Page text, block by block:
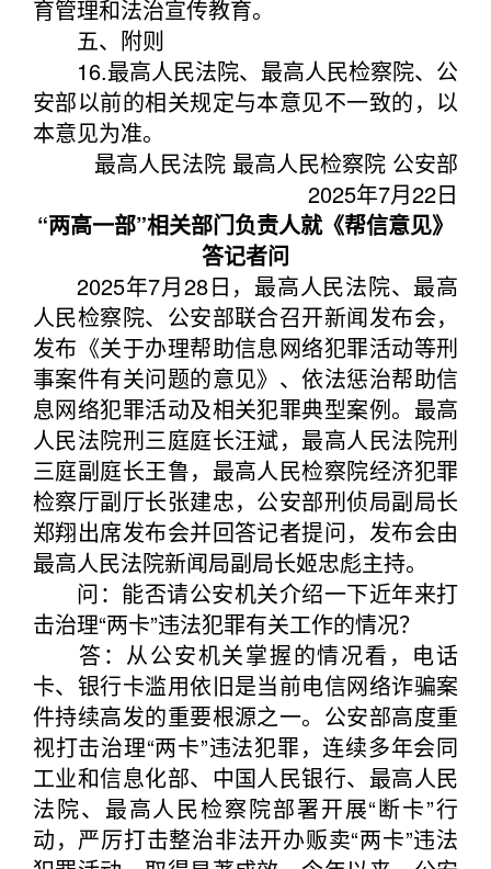
育管理和法治宣传教育。
五、附则
16.最高人民法院、最高人民检察院、公
安部以前的相关规定与本意见不一致的，以
本意见为准。
最高人民法院 最高人民检察院 公安部
2025年7月22日
“两高一部”相关部门负责人就《帮信意见》
答记者问
2025年7月28日，最高人民法院、最高
人民检察院、公安部联合召开新闻发布会，
发布《关于办理帮助信息网络犯罪活动等刑
事案件有关问题的意见》、依法惩治帮助信
息网络犯罪活动及相关犯罪典型案例。最高
人民法院刑三庭庭长汪斌，最高人民法院刑
三庭副庭长王鲁，最高人民检察院经济犯罪
检察厅副厅长张建忠，公安部刑侦局副局长
郑翔出席发布会并回答记者提问，发布会由
最高人民法院新闻局副局长姬忠彪主持。
问：能否请公安机关介绍一下近年来打
击治理“两卡”违法犯罪有关工作的情况？
答：从公安机关掌握的情况看，电话
卡、银行卡滥用依旧是当前电信网络诈骗案
件持续高发的重要根源之一。公安部高度重
视打击治理“两卡”违法犯罪，连续多年会同
工业和信息化部、中国人民银行、最高人民
法院、最高人民检察院部署开展“断卡”行
动，严厉打击整治非法开办贩卖“两卡”违法